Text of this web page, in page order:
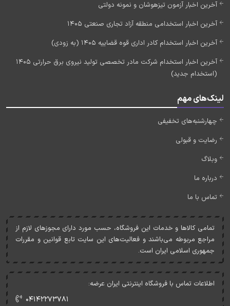
آخرین اخبار آزمون تیزهوشان و نمونه دولتی
آخرین اخبار استخدامی منطقه آزاد تجاری صنعتی 1405
آخرین اخبار استخدام کادر اداری قوه قضاییه 1405 (به زودی)
آخرین اخبار استخدام شرکت مادر تخصصی تولید نیروی برق حرارتی 1405
(استخدام جدید)
لینک‌های مهم
چهارشنبه‌های تخفیفی
رضایت و قبولی
وبلاگ
درباره ما
تماس با ما
تمامی کالاها و خدمات اين فروشگاه، حسب مورد دارای مجوزهای لازم از
مراجع مربوطه می‌باشند و فعاليت‌های اين سايت تابع قوانين و مقررات
جمهوری اسلامی ايران است.
اطلاعات تماس با فروشگاه اینترنتی ایران عرضه:
۰۴۱۴۲۲۷۳۷۸۱